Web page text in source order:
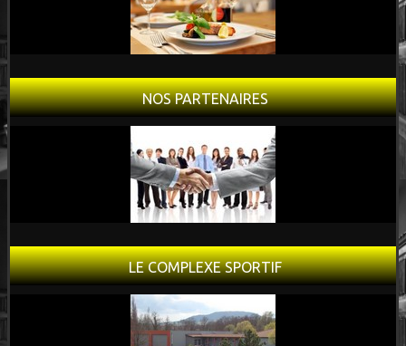
NOS PARTENAIRES
LE COMPLEXE SPORTIF